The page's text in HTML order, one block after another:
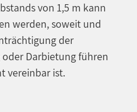
von 1,5 m kann
werden, soweit und
der
Darbietung führen
vereinbar ist.